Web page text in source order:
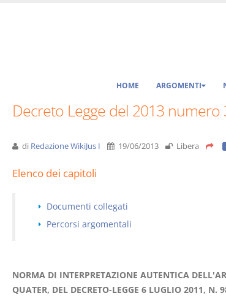
HOME ARGOMENTI
Decreto Legge del 2013 numero
di Redazione WikiJus I 19/06/2013 Libera
Elenco dei capitoli
Documenti collegati
Percorsi argomentali
NORMA DI INTERPRETAZIONE AUTENTICA
QUATER, DEL DECRETO-LEGGE 6 LUGLIO 2011, N.